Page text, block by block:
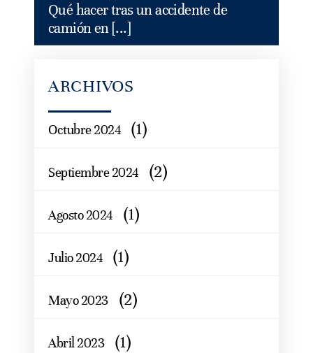
Qué hacer tras un accidente de
camión en [...]
ARCHIVOS
Octubre 2024 (1)
Septiembre 2024 (2)
Agosto 2024 (1)
Julio 2024 (1)
Mayo 2023 (2)
Abril 2023 (1)